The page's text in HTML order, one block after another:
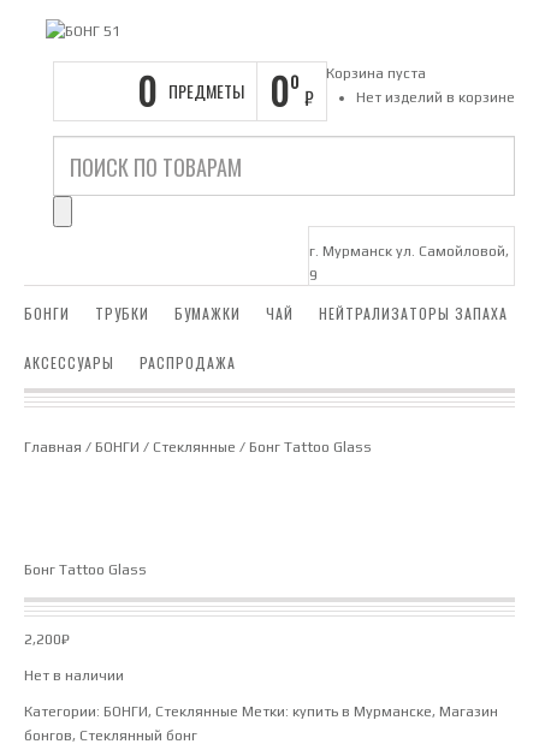
0 ПРЕДМЕТЫ 00
₽
Корзина пуста
Нет изделий в корзине
г. Мурманск ул. Самойловой,
9
БОНГИ ТРУБКИ БУМАЖКИ ЧАЙ НЕЙТРАЛИЗАТОРЫ ЗАПАХА
АКСЕССУАРЫ РАСПРОДАЖА
Главная / БОНГИ / Стеклянные / Бонг Tattoo Glass
Бонг Tattoo Glass
2,200₽
Нет в наличии
Категории: БОНГИ, Стеклянные Метки: купить в Мурманске, Магазин
бонгов, Стеклянный бонг